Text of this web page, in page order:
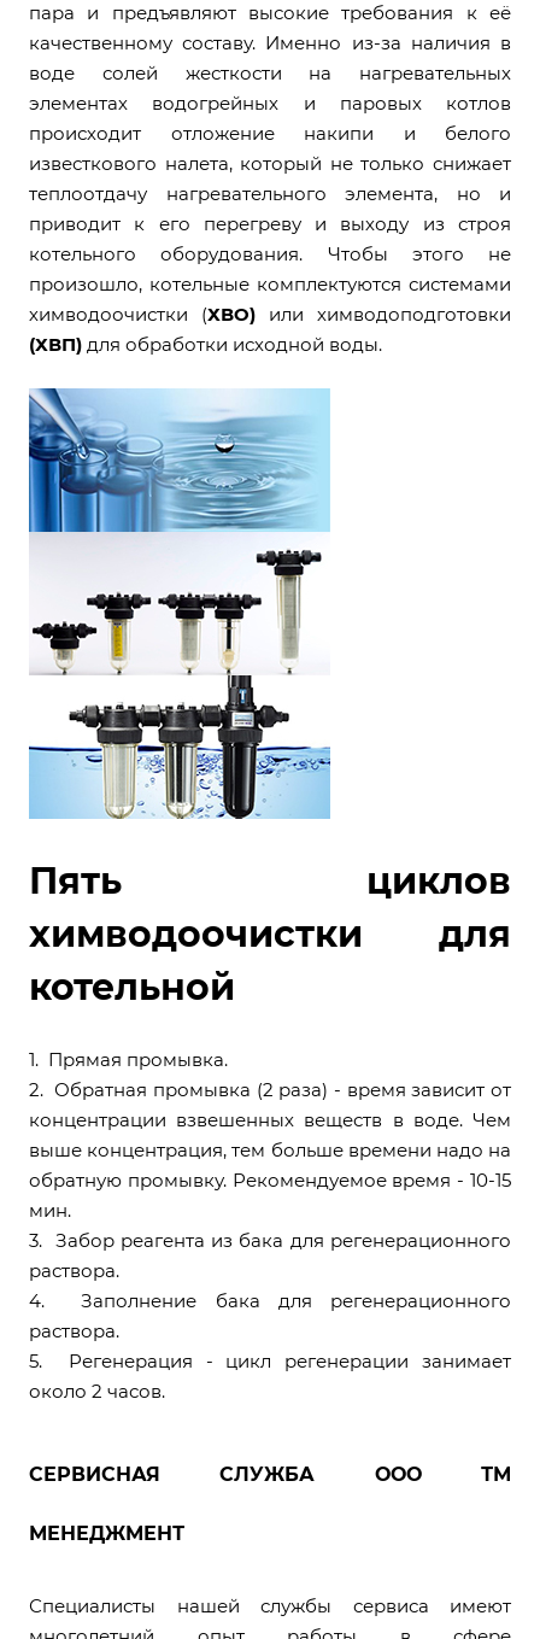
пара и предъявляют высокие требования к её
качественному составу. Именно из-за наличия в
воде солей жесткости на нагревательных
элементах водогрейных и паровых котлов
происходит отложение накипи и белого
известкового налета, который не только снижает
теплоотдачу нагревательного элемента, но и
приводит к его перегреву и выходу из строя
котельного оборудования. Чтобы этого не
произошло, котельные комплектуются системами
химводоочистки (ХВО) или химводоподготовки
(ХВП) для обработки исходной воды.
Пять циклов
химводоочистки для
котельной
1. Прямая промывка.
2. Обратная промывка (2 раза) - время зависит от
концентрации взвешенных веществ в воде. Чем
выше концентрация, тем больше времени надо на
обратную промывку. Рекомендуемое время - 10-15
мин.
3. Забор реагента из бака для регенерационного
раствора.
4. Заполнение бака для регенерационного
раствора.
5. Регенерация - цикл регенерации занимает
около 2 часов.
СЕРВИСНАЯ СЛУЖБА ООО ТМ
МЕНЕДЖМЕНТ
Специалисты нашей службы сервиса имеют